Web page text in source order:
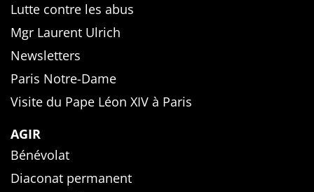
Lutte contre les abus
Mgr Laurent Ulrich
Newsletters
Paris Notre-Dame
Visite du Pape Léon XIV à Paris
AGIR
Bénévolat
Diaconat permanent